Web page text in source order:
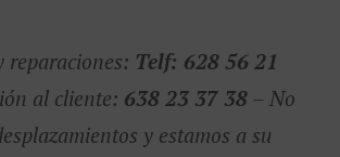
reparaciones: Telf: 628 56 21
al cliente: 638 23 37 38 – No
y estamos a su